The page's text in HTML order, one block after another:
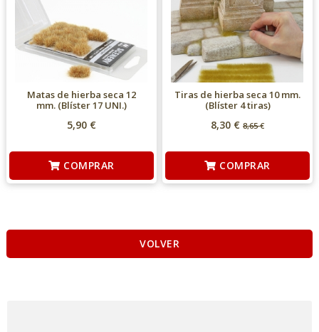
Matas de hierba seca 12
mm. (Blíster 17 UNI.)
5,90 €
COMPRAR
Tiras de hierba seca 10 mm.
(Blíster 4 tiras)
8,30 €8,65€
COMPRAR
VOLVER